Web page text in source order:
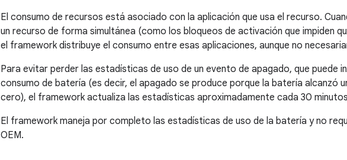
El consumo de recursos está asociado con la aplicación que usa el recurso.
un recurso de forma simultánea (como los bloqueos de activación que impiden
el framework distribuye el consumo entre esas aplicaciones, aunque no
Para evitar perder las estadísticas de uso de un evento de apagado, que puede
consumo de batería (es decir, el apagado se produce porque la batería alcanzó
cero), el framework actualiza las estadísticas aproximadamente cada 30
El framework maneja por completo las estadísticas de uso de la batería y no
OEM.